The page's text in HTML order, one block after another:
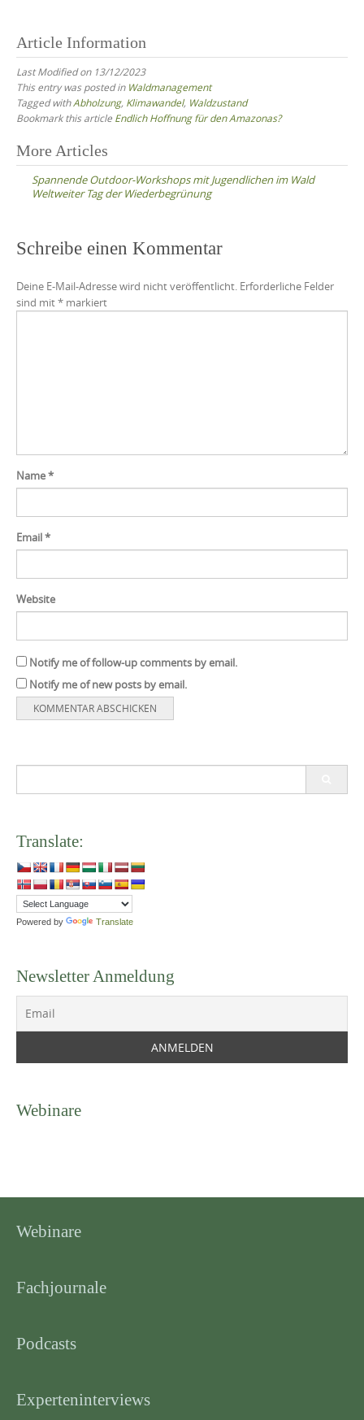
Article Information
Last Modified on 13/12/2023
This entry was posted in Waldmanagement
Tagged withAbholzung, Klimawandel, Waldzustand
Bookmark this article Endlich Hoffnung für den Amazonas?
Post
navigation
More Articles
Spannende Outdoor-Workshops mit Jugendlichen im Wald
Weltweiter Tag der Wiederbegrünung
Schreibe einen Kommentar
Deine E-Mail-Adresse wird nicht veröffentlicht. Erforderliche Felder
sind mit* markiert
Name*
Email*
Website
Notify me of follow-up comments by email.
Notify me of new posts by email.
Translate:
Powered by Translate
Newsletter Anmeldung
Webinare
Webinare
Fachjournale
Podcasts
Experteninterviews